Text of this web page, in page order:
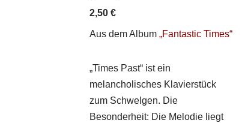
2,50€
Aus dem Album„Fantastic Times“
„Times Past“ ist ein
melancholisches Klavierstück
zum Schwelgen. Die
Besonderheit: Die Melodie liegt